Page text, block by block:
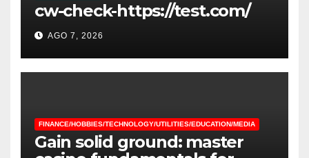
cw-check-https://test.com/
AGO 7, 2026
FINANCE/HOBBIES/TECHNOLOGY/UTILITIES/EDUCATION/MEDIA
Gain solid ground: master